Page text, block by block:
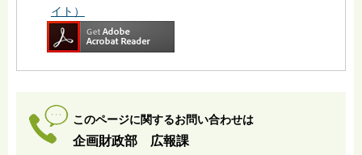
イト）
このページに関するお問い合わせは
企画財政部 広報課